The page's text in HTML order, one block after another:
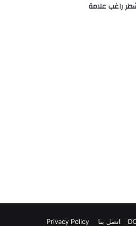
راغب علامة
اتصل بنا Privacy Policy